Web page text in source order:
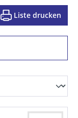
Liste drucken